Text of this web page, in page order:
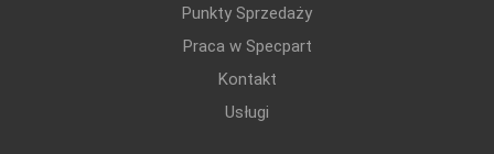
Punkty Sprzedaży
Praca w Specpart
Kontakt
Usługi